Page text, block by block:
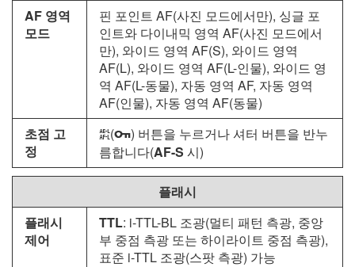
AF 영역
모드
핀 포인트 AF(사진 모드에서만), 싱글 포
인트와 다이내믹 영역 AF(사진 모드에서
만), 와이드 영역 AF(S), 와이드 영역
AF(L), 와이드 영역 AF(L-인물), 와이드 영
역 AF(L-동물), 자동 영역 AF, 자동 영역
AF(인물), 자동 영역 AF(동물)
초점 고
정
A(g) 버튼을 누르거나 셔터 버튼을 반누
름합니다(AF-S 시)
플래시
플래시
제어
TTL: i-TTL-BL 조광(멀티 패턴 측광, 중앙
부 중점 측광 또는 하이라이트 중점 측광),
표준 i-TTL 조광(스팟 측광) 가능